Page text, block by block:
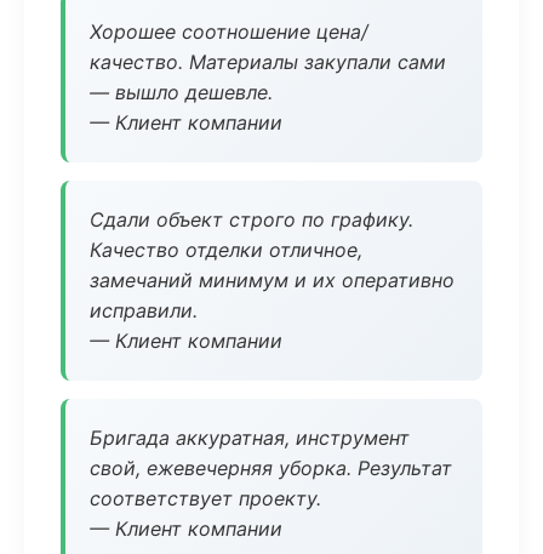
Хорошее соотношение цена/
качество. Материалы закупали сами
— вышло дешевле.
— Клиент компании
Сдали объект строго по графику.
Качество отделки отличное,
замечаний минимум и их оперативно
исправили.
— Клиент компании
Бригада аккуратная, инструмент
свой, ежевечерняя уборка. Результат
соответствует проекту.
— Клиент компании